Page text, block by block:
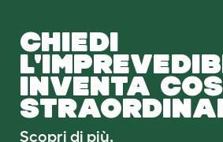
CHIEDI
INVENTA
Scopri di più.